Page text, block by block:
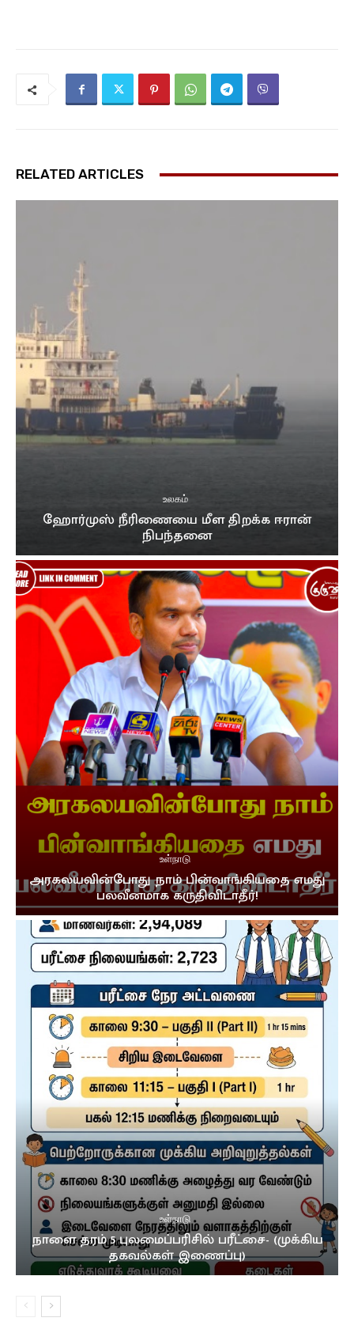
RELATED ARTICLES
உலகம்
ஹோர்முஸ் நீரிணையை மீள திறக்க ஈரான்
நிபந்தனை
உள்நாடு
அரகலயவின்போது நாம் பின்வாங்கியதை எமது
பலவீனமாக கருதிவிடாதீர்!
உள்நாடு
நாளை தரம் 5 புலமைப்பரிசில் பரீட்சை- (முக்கிய
தகவல்கள் இணைப்பு)